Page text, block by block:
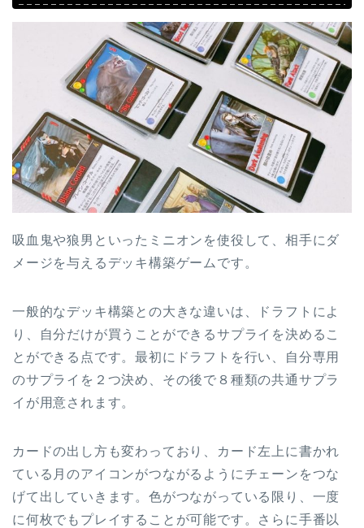
吸血鬼や狼男といったミニオンを使役して、相手にダ
メージを与えるデッキ構築ゲームです。
一般的なデッキ構築との大きな違いは、ドラフトによ
り、自分だけが買うことができるサプライを決めるこ
とができる点です。最初にドラフトを行い、自分専用
のサプライを２つ決め、その後で８種類の共通サプラ
イが用意されます。
カードの出し方も変わっており、カード左上に書かれ
ている月のアイコンがつながるようにチェーンをつな
げて出していきます。色がつながっている限り、一度
に何枚でもプレイすることが可能です。さらに手番以